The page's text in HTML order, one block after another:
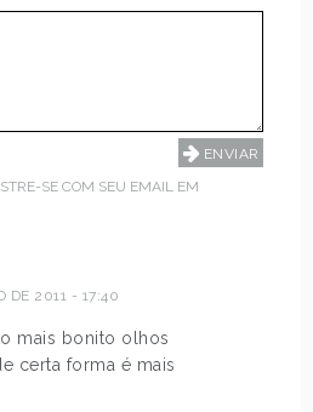
SE COM SEU EMAIL EM
DE 2011 - 17:40
mais bonito olhos
certa forma é mais